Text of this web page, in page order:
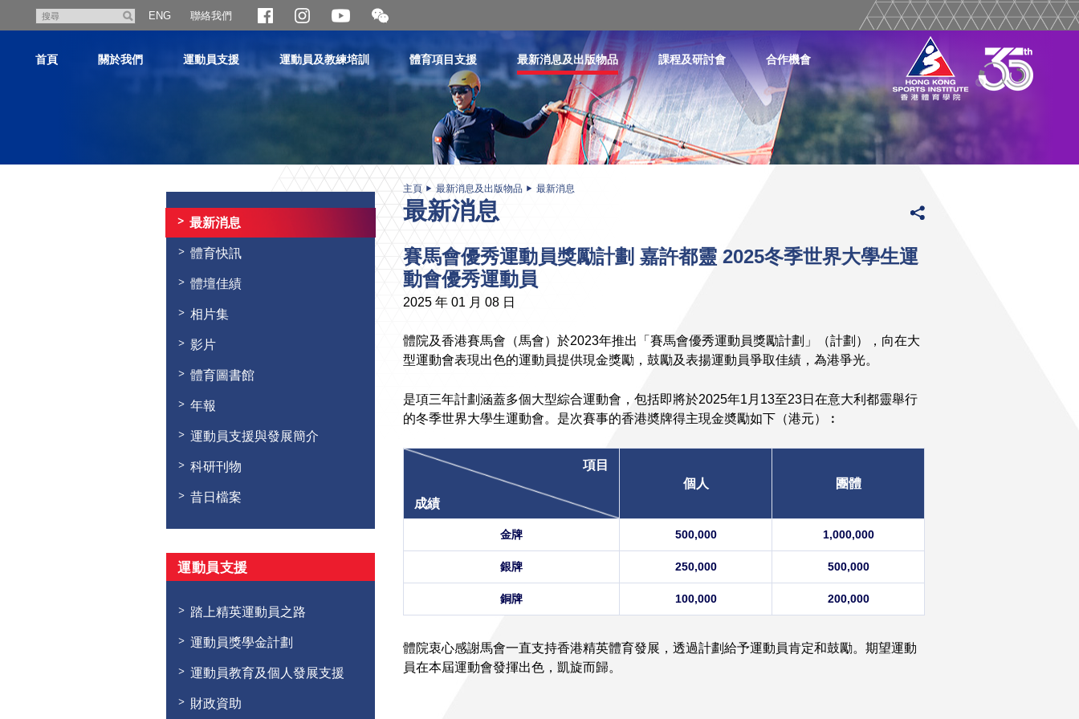
尋
ENG 聯絡我們
開
合
二
維
首頁 關於我們 運動員支援 運動員及教練培訓 體育項目支援 最新消息及出版物品 課程及研討會 合作機會
最新消息
體育快訊
體壇佳績
相片集
影片
體育圖書館
年報
運動員支援與發展簡介
科研刊物
昔日檔案
運動員支援
踏上精英運動員之路
運動員獎學金計劃
運動員教育及個人發展支援
財政資助
主頁 最新消息及出版物品 最新消息
最新消息
賽馬會優秀運動員獎勵計劃 嘉許都靈 2025冬季世界大學生運
動會優秀運動員
2025 年 01 月 08 日
體院及香港賽馬會（馬會）於2023年推出「賽馬會優秀運動員獎勵計劃」（計劃），向在大
型運動會表現出色的運動員提供現金獎勵，鼓勵及表揚運動員爭取佳績，為港爭光。
是項三年計劃涵蓋多個大型綜合運動會，包括即將於2025年1月13至23日在意大利都靈舉行
的冬季世界大學生運動會。是次賽事的香港奬牌得主現金奬勵如下（港元）︰
項目
成績
個人 團體
金牌 500,000 1,000,000
銀牌 250,000 500,000
銅牌 100,000 200,000
體院衷心感謝馬會一直支持香港精英體育發展，透過計劃給予運動員肯定和鼓勵。期望運動
員在本屆運動會發揮出色，凱旋而歸。